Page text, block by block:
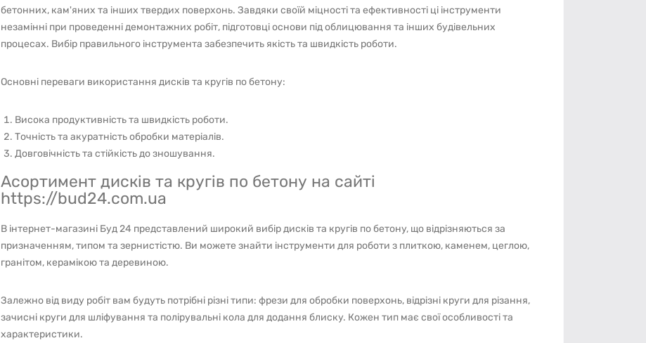
бетонних, кам'яних та інших твердих поверхонь. Завдяки своїй міцності та ефективності ці інструменти
незамінні при проведенні демонтажних робіт, підготовці основи під облицювання та інших будівельних
процесах. Вибір правильного інструмента забезпечить якість та швидкість роботи.
Основні переваги використання дисків та кругів по бетону:
Висока продуктивність та швидкість роботи.
Точність та акуратність обробки матеріалів.
Довговічність та стійкість до зношування.
Асортимент дисків та кругів по бетону на сайті
https://bud24.com.ua
В інтернет-магазині Буд 24 представлений широкий вибір дисків та кругів по бетону, що відрізняються за
призначенням, типом та зернистістю. Ви можете знайти інструменти для роботи з плиткою, каменем, цеглою,
гранітом, керамікою та деревиною.
Залежно від виду робіт вам будуть потрібні різні типи: фрези для обробки поверхонь, відрізні круги для різання,
зачисні круги для шліфування та полірувальні кола для додання блиску. Кожен тип має свої особливості та
характеристики.